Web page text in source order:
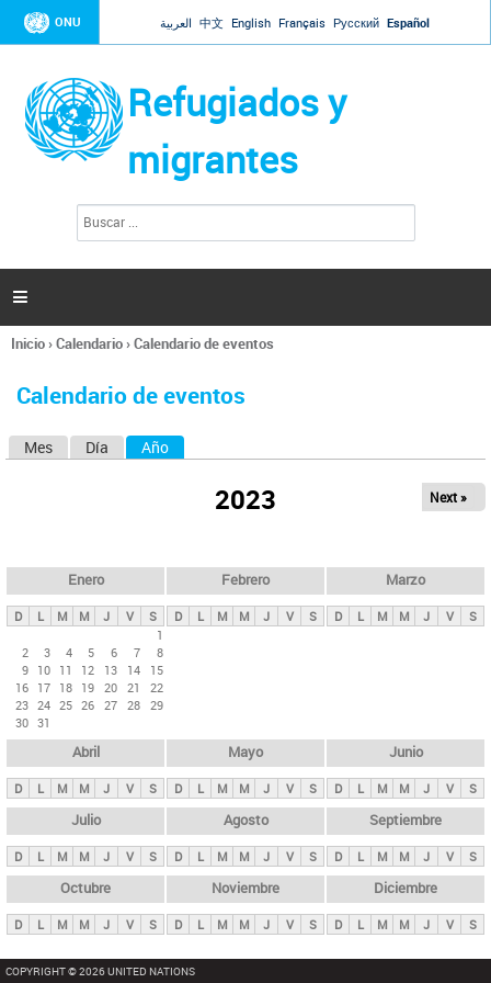
Jump to navigation
ONU العربية 中文 English Français Русский Español
Refugiados y
migrantes
l
d
s

Se
usted
Inicio›Calendario›Calendario de eventos
Calendario de eventos
s
p
n
c
i
p
l
e
s
Mes Día Año
2023 Next »
Enero
D L M M J V
S
1
2
3 4 5 6 7
8
9 10 11 12 13 14
15
16 17 18 19 20 21
22
23 24 25 26 27 28 29
30 31
Febrero
D L M M J V S
Marzo
D L M M J V S
Abril
D L M M J V S
Mayo
D L M M J V S
Junio
D L M M J V S
Julio
D L M M J V S
Agosto
D L M M J V S
Septiembre
D L M M J V S
Octubre
D L M M J V S
Noviembre
D L M M J V S
Diciembre
D L M M J V S
COPYRIGHT © 2026 UNITED NATIONS